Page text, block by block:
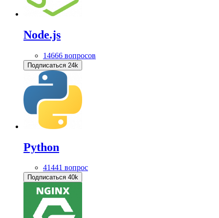
Node.js
14666 вопросов
Подписаться 24k
Python
41441 вопрос
Подписаться 40k